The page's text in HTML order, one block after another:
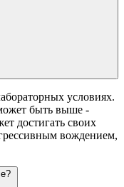
условиях.
быть выше -
достигать своих
вождением,